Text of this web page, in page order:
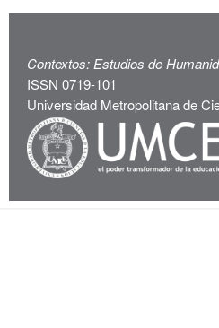
Contextos: Estudios de
ISSN 0719-101
Universidad Metropolitana de